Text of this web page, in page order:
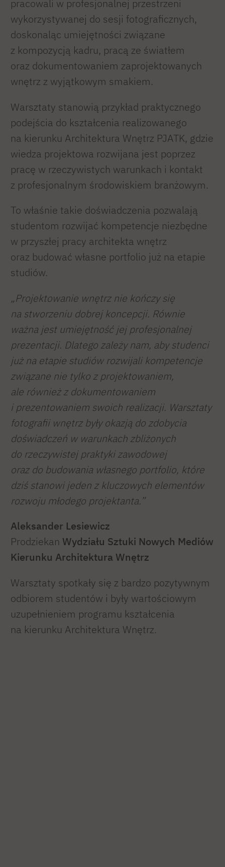
pracowali w profesjonalnej przestrzeni
wykorzystywanej do sesji fotograficznych,
doskonaląc umiejętności związane
z kompozycją kadru, pracą ze światłem
oraz dokumentowaniem zaprojektowanych
wnętrz z wyjątkowym smakiem.
Warsztaty stanowią przykład praktycznego
podejścia do kształcenia realizowanego
na kierunku Architektura Wnętrz PJATK, gdzie
wiedza projektowa rozwijana jest poprzez
pracę w rzeczywistych warunkach i kontakt
z profesjonalnym środowiskiem branżowym.
To właśnie takie doświadczenia pozwalają
studentom rozwijać kompetencje niezbędne
w przyszłej pracy architekta wnętrz
oraz budować własne portfolio już na etapie
studiów.
„Projektowanie wnętrz nie kończy się
na stworzeniu dobrej koncepcji. Równie
ważna jest umiejętność jej profesjonalnej
prezentacji. Dlatego zależy nam, aby studenci
już na etapie studiów rozwijali kompetencje
związane nie tylko z projektowaniem,
ale również z dokumentowaniem
i prezentowaniem swoich realizacji. Warsztaty
fotografii wnętrz były okazją do zdobycia
doświadczeń w warunkach zbliżonych
do rzeczywistej praktyki zawodowej
oraz do budowania własnego portfolio, które
dziś stanowi jeden z kluczowych elementów
rozwoju młodego projektanta.”
Aleksander Lesiewicz
Prodziekan Wydziału Sztuki Nowych Mediów
Kierunku Architektura Wnętrz
Warsztaty spotkały się z bardzo pozytywnym
odbiorem studentów i były wartościowym
uzupełnieniem programu kształcenia
na kierunku Architektura Wnętrz.